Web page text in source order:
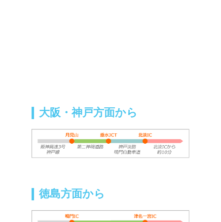
大阪・神戸方面から
徳島方面から